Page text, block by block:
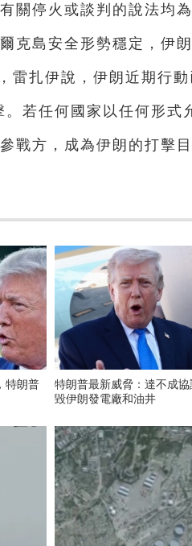
關停火或談判的說法均
克島安全形勢穩定，伊
雷扎伊說，伊朗近期行
。若任何國家以任何形
戰方，成為伊朗的打擊目
特朗普
特朗普最新威脅：達不成協
毀伊朗發電廠和油井